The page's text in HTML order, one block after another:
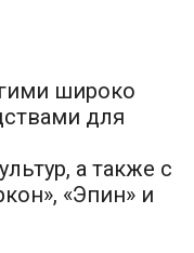
широко
для
а также с
«Эпин» и